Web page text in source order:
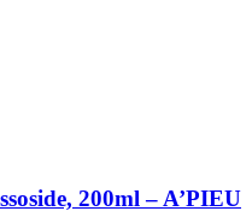
200ml – A’PIEU